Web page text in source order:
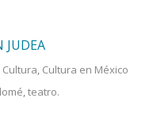
JUDEA
Cultura, Cultura en México
,teatro.